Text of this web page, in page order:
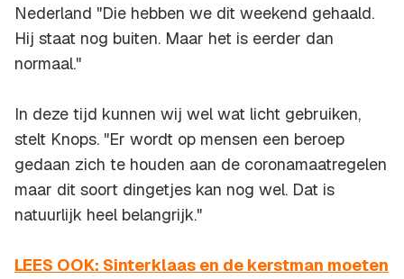
Nederland "Die hebben we dit weekend gehaald.
Hij staat nog buiten. Maar het is eerder dan
normaal."
In deze tijd kunnen wij wel wat licht gebruiken,
stelt Knops. "Er wordt op mensen een beroep
gedaan zich te houden aan de coronamaatregelen
maar dit soort dingetjes kan nog wel. Dat is
natuurlijk heel belangrijk."
LEES OOK: Sinterklaas en de kerstman moeten